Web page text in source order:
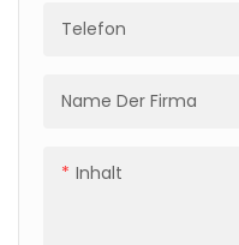
Telefon
Name Der Firma
Inhalt